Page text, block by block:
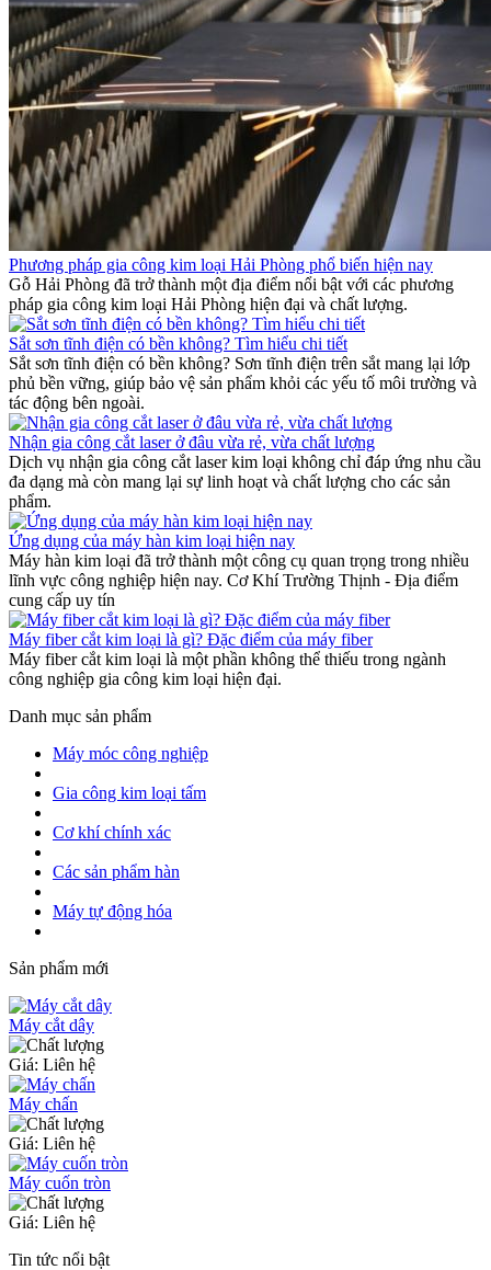
Phương pháp gia công kim loại Hải Phòng phổ biến hiện nay
Gỗ Hải Phòng đã trở thành một địa điểm nổi bật với các phương
pháp gia công kim loại Hải Phòng hiện đại và chất lượng.
Sắt sơn tĩnh điện có bền không? Tìm hiểu chi tiết
Sắt sơn tĩnh điện có bền không? Sơn tĩnh điện trên sắt mang lại lớp
phủ bền vững, giúp bảo vệ sản phẩm khỏi các yếu tố môi trường và
tác động bên ngoài.
Nhận gia công cắt laser ở đâu vừa rẻ, vừa chất lượng
Dịch vụ nhận gia công cắt laser kim loại không chỉ đáp ứng nhu cầu
đa dạng mà còn mang lại sự linh hoạt và chất lượng cho các sản
phẩm.
Ứng dụng của máy hàn kim loại hiện nay
Máy hàn kim loại đã trở thành một công cụ quan trọng trong nhiều
lĩnh vực công nghiệp hiện nay. Cơ Khí Trường Thịnh - Địa điểm
cung cấp uy tín
Máy fiber cắt kim loại là gì? Đặc điểm của máy fiber
Máy fiber cắt kim loại là một phần không thể thiếu trong ngành
công nghiệp gia công kim loại hiện đại.
Danh mục sản phẩm
Máy móc công nghiệp
Gia công kim loại tấm
Cơ khí chính xác
Các sản phẩm hàn
Máy tự động hóa
Sản phẩm mới
Máy cắt dây
Giá: Liên hệ
Máy chấn
Giá: Liên hệ
Máy cuốn tròn
Giá: Liên hệ
Tin tức nổi bật